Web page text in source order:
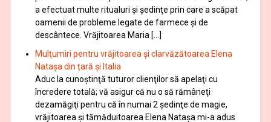
a efectuat multe ritualuri şi şedinţe prin care a scăpat
oamenii de probleme legate de farmece şi de
descântece. Vrăjitoarea Maria […]
Mulţumiri pentru vrăjitoarea și clarvăzătoarea Elena
Natașa din țară și Italia
Aduc la cunoştinţă tuturor clienţilor să apelaţi cu
încredere totală; vă asigur că nu o să rămâneţi
dezamăgiţi pentru că în numai 2 şedinţe de magie,
vrăjitoarea și tămăduitoarea Elena Natașa mi-a adus